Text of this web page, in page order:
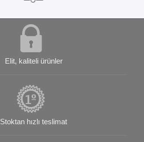
Elit, kaliteli ürünler
Stoktan hızlı teslimat